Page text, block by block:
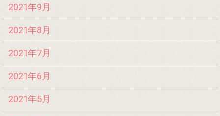
2021年9月
2021年8月
2021年7月
2021年6月
2021年5月